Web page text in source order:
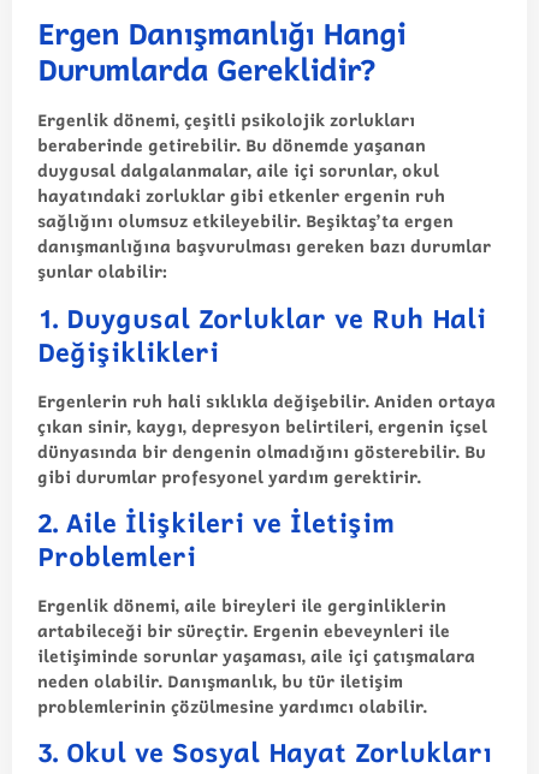
Ergen Danışmanlığı Hangi
Durumlarda Gereklidir?
Ergenlik dönemi, çeşitli psikolojik zorlukları
beraberinde getirebilir. Bu dönemde yaşanan
duygusal dalgalanmalar, aile içi sorunlar, okul
hayatındaki zorluklar gibi etkenler ergenin ruh
sağlığını olumsuz etkileyebilir. Beşiktaş’ta ergen
danışmanlığına başvurulması gereken bazı durumlar
şunlar olabilir:
1. Duygusal Zorluklar ve Ruh Hali
Değişiklikleri
Ergenlerin ruh hali sıklıkla değişebilir. Aniden ortaya
çıkan sinir, kaygı, depresyon belirtileri, ergenin içsel
dünyasında bir dengenin olmadığını gösterebilir. Bu
gibi durumlar profesyonel yardım gerektirir.
2. Aile İlişkileri ve İletişim
Problemleri
Ergenlik dönemi, aile bireyleri ile gerginliklerin
artabileceği bir süreçtir. Ergenin ebeveynleri ile
iletişiminde sorunlar yaşaması, aile içi çatışmalara
neden olabilir. Danışmanlık, bu tür iletişim
problemlerinin çözülmesine yardımcı olabilir.
3. Okul ve Sosyal Hayat Zorlukları